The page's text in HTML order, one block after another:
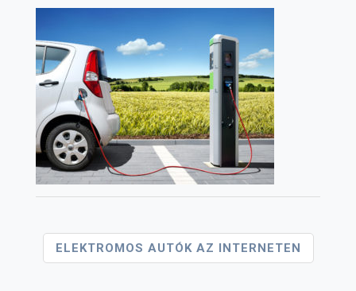
Bejegyzés
ELEKTROMOS AUTÓK AZ INTERNETEN